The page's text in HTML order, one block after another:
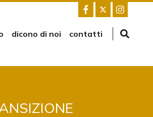
dicono di noi contatti